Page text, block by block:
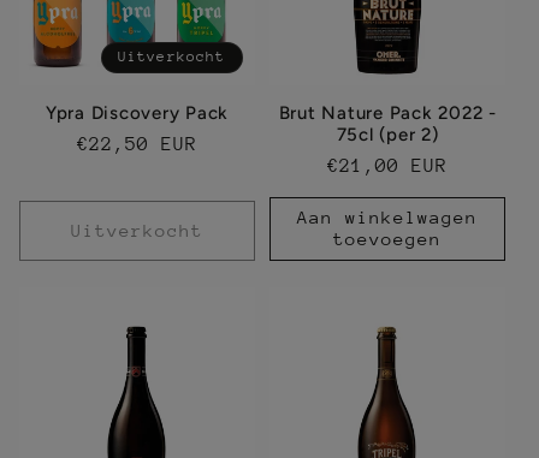
Uitverkocht
Ypra Discovery Pack
Normale
€22,50 EUR
Uitverkocht
Brut Nature Pack 2022 -
75cl (per 2)
Normale
prijs
€21,00 EUR
Aan winkelwagen
toevoegen